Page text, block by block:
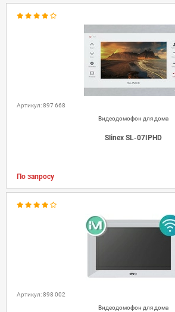
Артикул: 897 668
Видеодомофон для дома
Slinex SL-07IPHD
По запросу
Артикул: 898 002
Видеодомофон для дома